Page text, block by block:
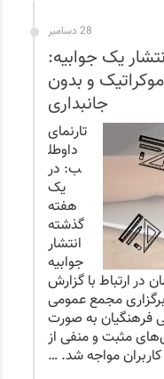
28 دسامبر
یک جوابیه:
و بدون
جانبداری
تارنمای
داوطل
ب: در
یک
هفته
گذشته
انتشار
جوابیه
ارتباط با گزارش
مجمع عمومی
به صورت
مثبت و منفی از
مواجه شد. …